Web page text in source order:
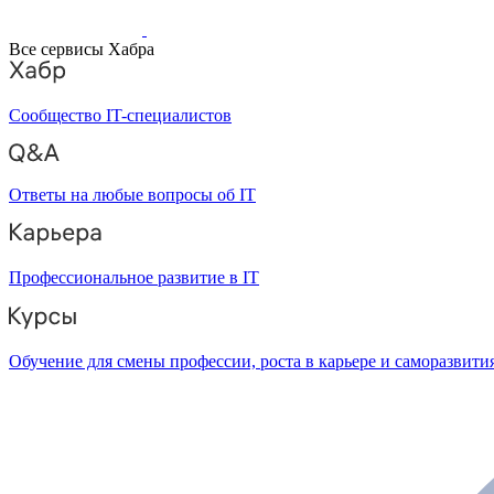
Все сервисы Хабра
Сообщество IT-специалистов
Ответы на любые вопросы об IT
Профессиональное развитие в IT
Обучение для смены профессии, роста в карьере и